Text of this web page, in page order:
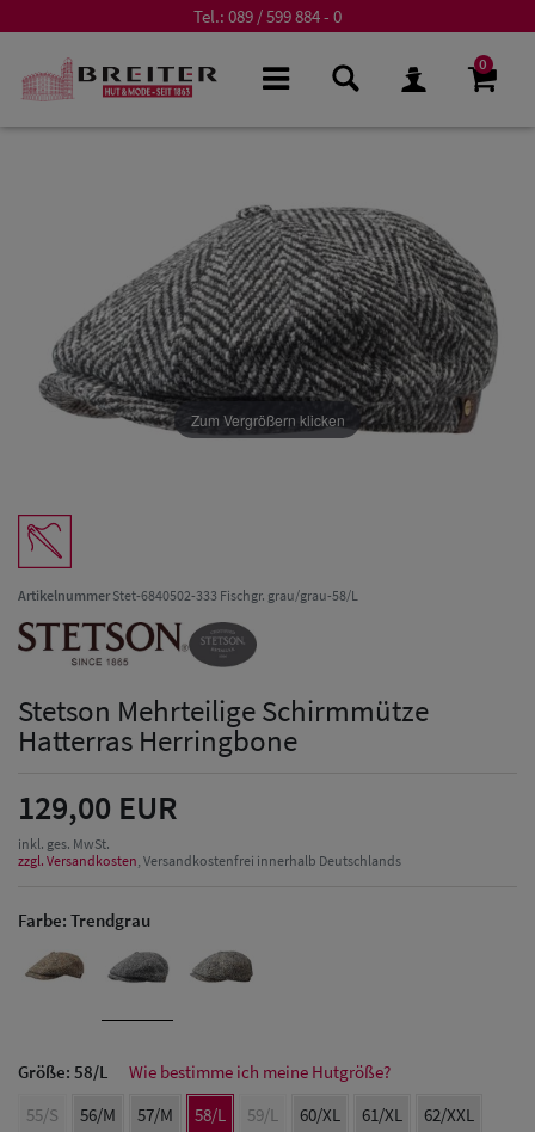
Tel.: 089 / 599 884 - 0
0
Herren Caps
Zum Vergrößern klicken
ArtikelnummerStet-6840502-333 Fischgr. grau/grau-58/L
Stetson Mehrteilige Schirmmütze
Hatterras Herringbone
129,00 EUR
inkl. ges. MwSt.
zzgl. Versandkosten, Versandkostenfrei innerhalb Deutschlands
Farbe: Trendgrau
Größe: 58/L
Wie bestimme ich meine Hutgröße?
55/S
56/M 57/M 58/L 59/L 60/XL 61/XL 62/XXL